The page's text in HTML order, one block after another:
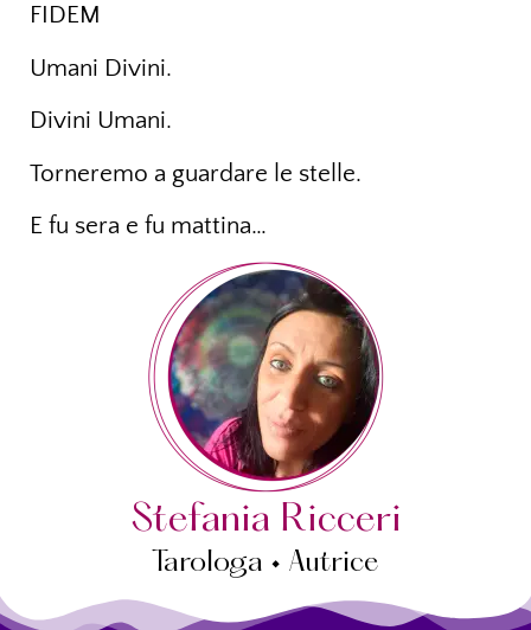
FIDEM
Umani Divini.
Divini Umani.
Torneremo a guardare le stelle.
E fu sera e fu mattina…
Stefania Ricceri
Tarologa • Autrice